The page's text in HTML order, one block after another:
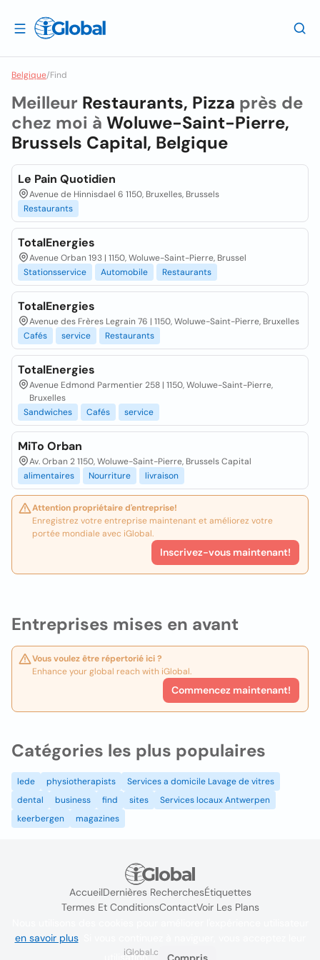
Belgique/Find
Entreprises mises en avant
Vous voulez être répertorié ici ?
Enhance your global reach with iGlobal.
Commencez maintenant!
Meilleur Restaurants, Pizza près de
chez moi à Woluwe-Saint-Pierre,
Brussels Capital, Belgique
Le Pain Quotidien
Avenue de Hinnisdael 6 1150, Bruxelles, Brussels
Restaurants
TotalEnergies
Avenue Orban 193 | 1150, Woluwe-Saint-Pierre, Brussel
Stationsservice
Automobile Restaurants
TotalEnergies
Avenue des Frères Legrain 76 | 1150, Woluwe-Saint-Pierre, Bruxelles
Cafés
service Restaurants
TotalEnergies
Avenue Edmond Parmentier 258 | 1150, Woluwe-Saint-Pierre,
Bruxelles
Sandwiches
Cafés service
MiTo Orban
Av. Orban 2 1150, Woluwe-Saint-Pierre, Brussels Capital
alimentaires
Nourriture livraison
Attention propriétaire d'entreprise!
Enregistrez votre entreprise maintenant et améliorez votre
portée mondiale avec iGlobal.
Inscrivez-vous maintenant!
Catégories les plus populaires
lede physiotherapists
Services a domicile Lavage de vitres
dental
business find sites
Services locaux Antwerpen
keerbergen
magazines
AccueilDernières RecherchesÉtiquettes
Termes Et ConditionsContactVoir Les Plans
iGlobal.co @ 2024
en savoir plus. Si vous continuez à naviguer, vous acceptez leur
utilisation.